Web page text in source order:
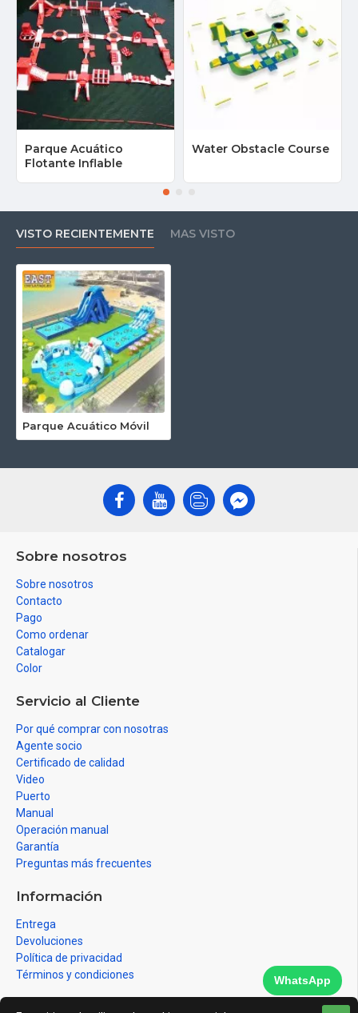
Parque Acuático
Flotante Inflable
Water Obstacle Course
VISTO RECIENTEMENTE MAS VISTO
Parque Acuático Móvil
Sobre nosotros
Sobre nosotros
Contacto
Pago
Como ordenar
Catalogar
Color
Servicio al Cliente
Por qué comprar con nosotras
Agente socio
Certificado de calidad
Video
Puerto
Manual
Operación manual
Garantía
Preguntas más frecuentes
Información
Entrega
Devoluciones
Política de privacidad
Términos y condiciones
WhatsApp